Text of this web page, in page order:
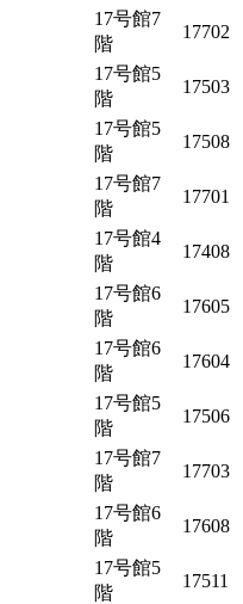
17号館7
階
17702
17号館5
階
17503
17号館5
階
17508
17号館7
階
17701
17号館4
階
17408
17号館6
階
17605
17号館6
階
17604
17号館5
階
17506
17号館7
階
17703
17号館6
階
17608
17号館5
階
17511